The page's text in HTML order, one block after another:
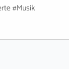
#Musik